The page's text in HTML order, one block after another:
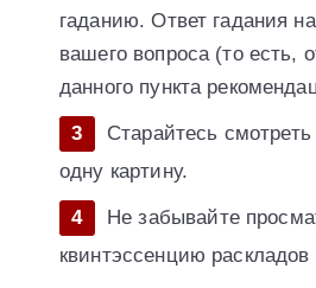
гаданию. Ответ гадания
вашего вопроса (то есть,
данного пункта
Старайтесь
одну картину.
Не забывайте
квинтэссенцию раскладов